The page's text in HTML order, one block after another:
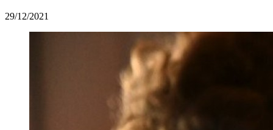
29/12/2021